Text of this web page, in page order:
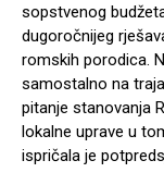
sopstvenog
dugoročnijeg
romskih porodica.
samostalno na
pitanje stanovanja
lokalne uprave u
ispričala je